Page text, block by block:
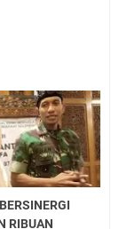
RIBUAN